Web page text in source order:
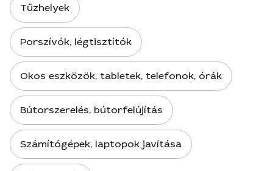
Tűzhelyek
Porszívók, légtisztítók
Okos eszközök, tabletek, telefonok, órák
Bútorszerelés, bútorfelújítás
Számítógépek, laptopok javítása